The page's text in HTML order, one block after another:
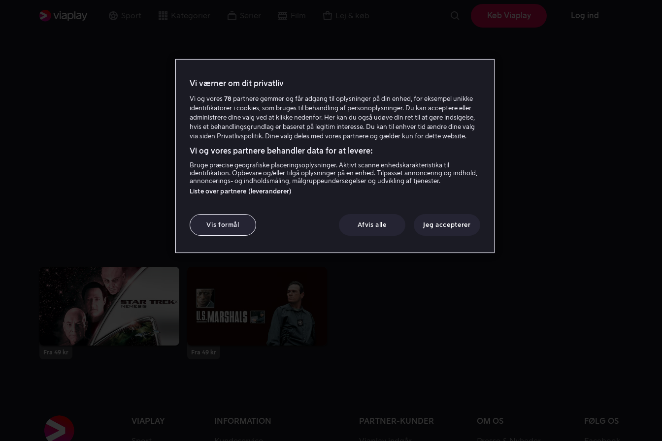
Sport Kategorier Serier Film Lej & køb Køb Viaplay Log ind
Stuart Baird
Fra 49 kr Fra 49 kr
VIAPLAY INFORMATION PARTNER-KUNDER OM OS FØLG OS
Vi værner om dit privatliv
Vi og vores 78 partnere gemmer og får adgang til oplysninger på din enhed, for eksempel unikke
identifikatorer i cookies, som bruges til behandling af personoplysninger. Du kan acceptere eller
administrere dine valg ved at klikke nedenfor. Her kan du også udøve din ret til at gøre indsigelse,
hvis et behandlingsgrundlag er baseret på legitim interesse. Du kan til enhver tid ændre dine valg
via siden Privatlivspolitik. Dine valg deles med vores partnere og gælder kun for dette website.
Vi og vores partnere behandler data for at levere:
Bruge præcise geografiske placeringsoplysninger. Aktivt scanne enhedskarakteristika til
identifikation. Opbevare og/eller tilgå oplysninger på en enhed. Tilpasset annoncering og indhold,
annoncerings- og indholdsmåling, målgruppeundersøgelser og udvikling af tjenester.
Liste over partnere (leverandører)
Vis formål Afvis alle Jeg accepterer